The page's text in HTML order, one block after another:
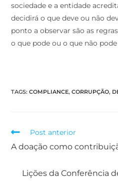
sociedade e a entidade
decidirá o que deve ou não
ponto a observar são as
o que pode ou o que não
TAGS:COMPLIANCE, CORRUPÇÃO,
Post anterior
A doação como
Lições da Conferência